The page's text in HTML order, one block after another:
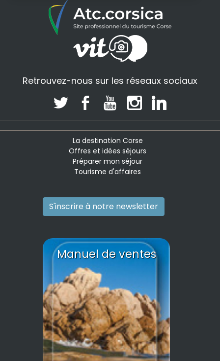
Retrouvez-nous sur les réseaux sociaux
La destination Corse
Offres et idées séjours
Préparer mon séjour
Tourisme d'affaires
S'inscrire à notre newsletter
Manuel de ventes